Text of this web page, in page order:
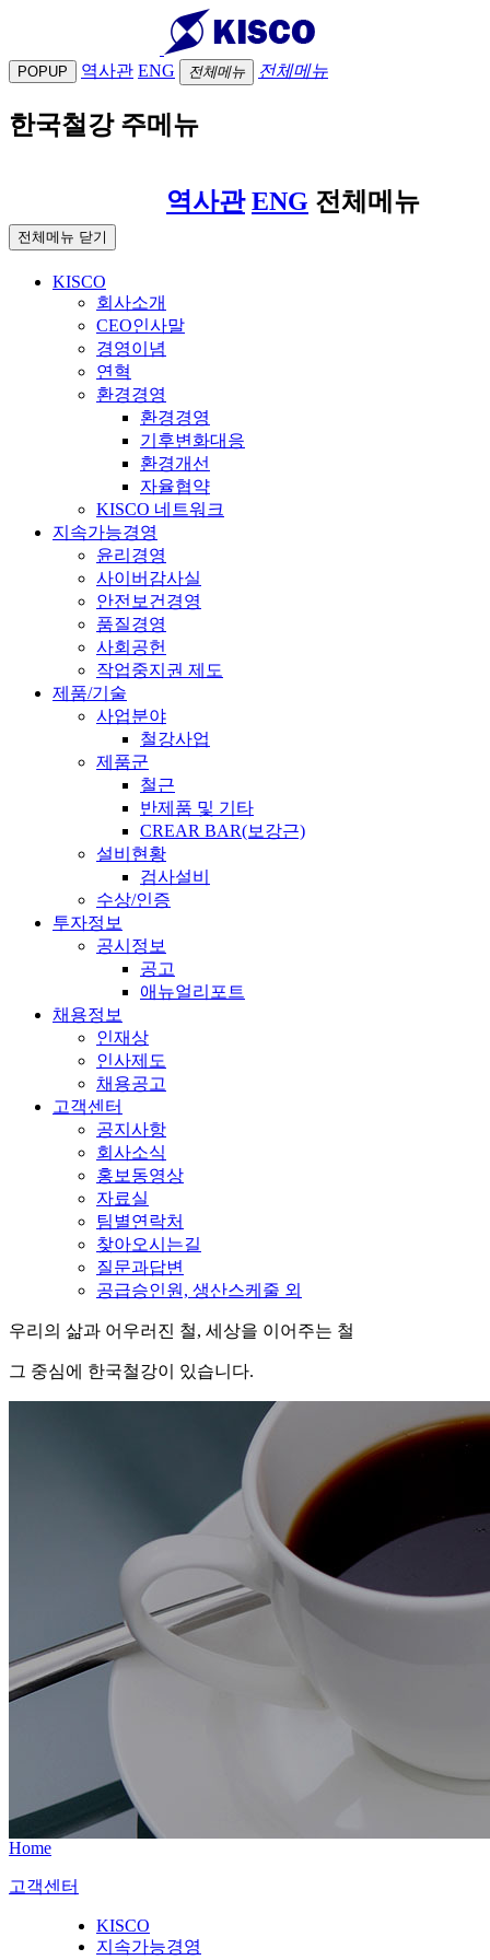
POPUP 역사관 ENG 전체메뉴 전체메뉴
한국철강 주메뉴
역사관 ENG 전체메뉴
전체메뉴 닫기
KISCO
회사소개
CEO인사말
경영이념
연혁
환경경영
환경경영
기후변화대응
환경개선
자율협약
KISCO 네트워크
지속가능경영
윤리경영
사이버감사실
안전보건경영
품질경영
사회공헌
작업중지권 제도
제품/기술
사업분야
철강사업
제품군
철근
반제품 및 기타
CREAR BAR(보강근)
설비현황
검사설비
수상/인증
투자정보
공시정보
공고
애뉴얼리포트
채용정보
인재상
인사제도
채용공고
고객센터
공지사항
회사소식
홍보동영상
자료실
팀별연락처
찾아오시는길
질문과답변
공급승인원, 생산스케줄 외
우리의 삶과 어우러진 철, 세상을 이어주는 철
그 중심에 한국철강이 있습니다.
Home
고객센터
KISCO
지속가능경영